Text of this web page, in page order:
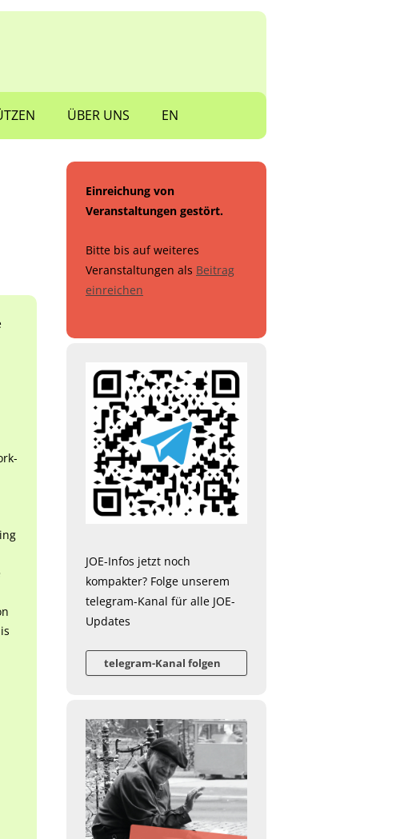
ÜBER UNS EN
Einreichung von
Veranstaltungen gestört.
Bitte bis auf weiteres
Veranstaltungen als Beitrag
einreichen
JOE-Infos jetzt noch
kompakter? Folge unserem
telegram-Kanal für alle JOE-
Updates
telegram-Kanal folgen